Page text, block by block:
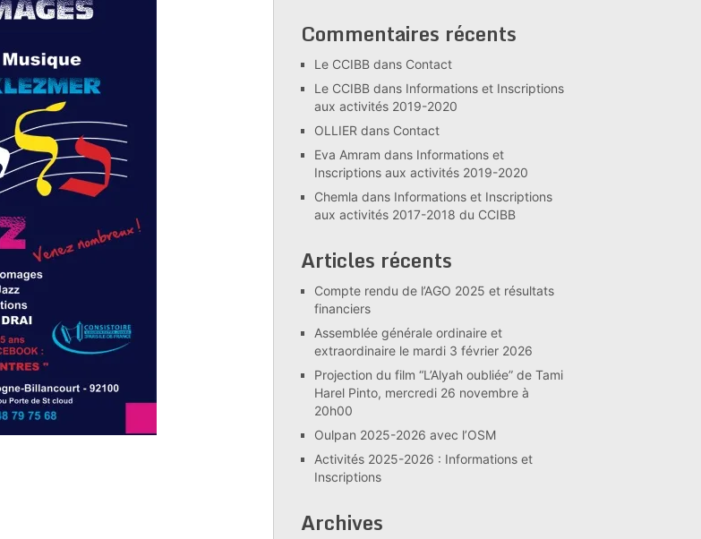
Commentaires récents
Le CCIBB dans Contact
Le CCIBB dans Informations et Inscriptions
aux activités 2019-2020
OLLIER dans Contact
Eva Amram dans Informations et
Inscriptions aux activités 2019-2020
Chemla dans Informations et Inscriptions
aux activités 2017-2018 du CCIBB
Articles récents
Compte rendu de l’AGO 2025 et résultats
financiers
Assemblée générale ordinaire et
extraordinaire le mardi 3 février 2026
Projection du film “L’Alyah oubliée” de Tami
Harel Pinto, mercredi 26 novembre à
20h00
Oulpan 2025-2026 avec l’OSM
Activités 2025-2026 : Informations et
Inscriptions
Archives